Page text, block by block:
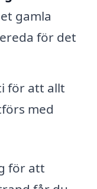
gamla
för det
för att allt
med
för att